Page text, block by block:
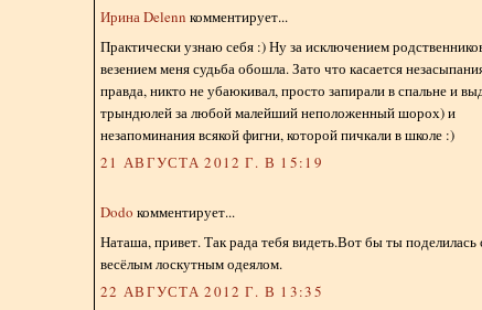
Ирина Delenn комментирует...
Практически узнаю себя :) Ну за исключением
везением меня судьба обошла. Зато что касается
правда, никто не убаюкивал, просто запирали в спальне и
трындюлей за любой малейший неположенный шорох) и
незапоминания всякой фигни, которой пичкали в школе :)
21 АВГУСТА 2012 Г. В 15:19
Dodo комментирует...
Наташа, привет. Так рада тебя видеть.Вот бы ты поделилась
весёлым лоскутным одеялом.
22 АВГУСТА 2012 Г. В 13:35